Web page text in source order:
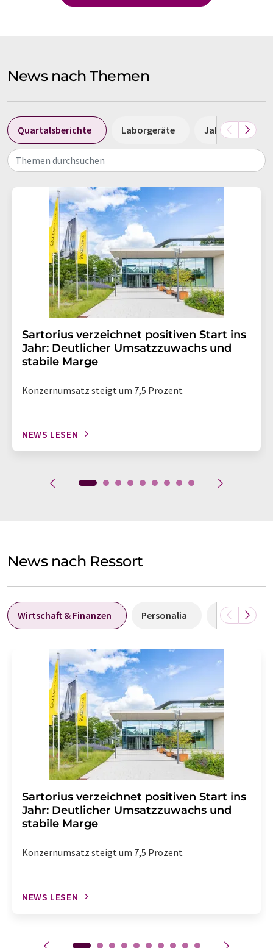
News nach Themen
Quartalsberichte Laborgeräte Jahresbilanzen
Themen durchsuchen
Sartorius verzeichnet positiven Start ins
Jahr: Deutlicher Umsatzzuwachs und
stabile Marge
Konzernumsatz steigt um 7,5 Prozent
NEWS LESEN
News nach Ressort
Wirtschaft & Finanzen Personalia Forschung
Sartorius verzeichnet positiven Start ins
Jahr: Deutlicher Umsatzzuwachs und
stabile Marge
Konzernumsatz steigt um 7,5 Prozent
NEWS LESEN